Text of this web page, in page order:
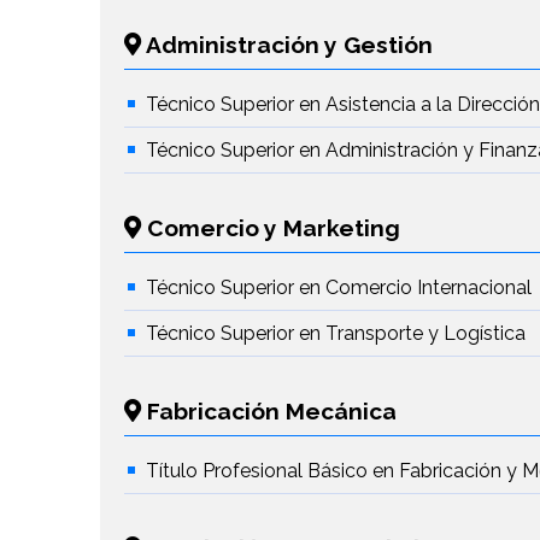
Administración y Gestión
Técnico Superior en Asistencia a la Dirección
Técnico Superior en Administración y
Comercio y Marketing
Técnico Superior en Comercio Internacional
Técnico Superior en Transporte y Logística
Fabricación Mecánica
Título Profesional Básico en Fabricación y